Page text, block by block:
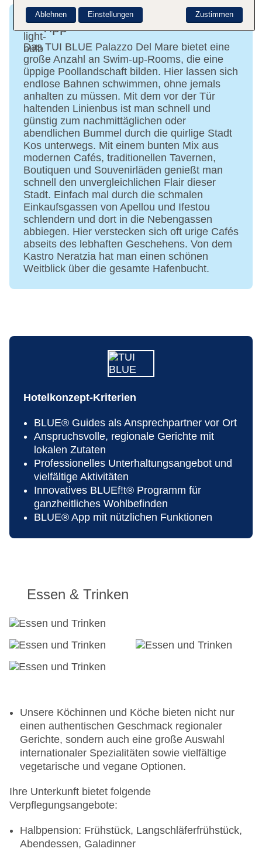
Gartenanlage, Sonnenterrasse
Pools: 4
Poollandschaft „Main Pool“: ohne Gebühr,
Outdoor, Süßwasser, Liegen: ohne Gebühr,
Sonnenschirme: ohne Gebühr
Pool „Indoor“: ohne Gebühr, Indoor, Süßwasser,
im Wellnessbereich, Liegen: ohne Gebühr
Pool „Side pool“: ohne Gebühr, Outdoor,
Süßwasser, Liegen: ohne Gebühr,
Sonnenschirme: ohne Gebühr
Pool „Junior Suites block pool“: ohne Gebühr,
Outdoor, Süßwasser, Liegen: ohne Gebühr,
Sonnenschirme: ohne Gebühr
Whirlpool: ohne Gebühr, Indoor, Süßwasser, im
Wellnessbereich
Badetücher: ohne Gebühr
Souvenirshop, Minimarkt, Friseur
Internet: WLAN/WiFi, im gesamten Hotel
(Anlage): ohne Gebühr
Internetterminal: gegen Gebühr
Wäscheservice: gegen Gebühr
Zahlungsarten: TUI Card / VISA, MasterCard,
& Reservierung nicht notwendig
Tagungseinrichtungen: Konferenzräume: 1
3
Tipp
Das TUI BLUE Palazzo Del Mare bietet eine
große Anzahl an Swim-up-Rooms, die eine
üppige Poollandschaft bilden. Hier lassen sich
endlose Bahnen schwimmen, ohne jemals
anhalten zu müssen. Mit dem vor der Tür
haltenden Linienbus ist man schnell und
günstig zum nachmittäglichen oder
abendlichen Bummel durch die quirlige Stadt
Kos unterwegs. Mit einem bunten Mix aus
modernen Cafés, traditionellen Tavernen,
Boutiquen und Souvenirläden genießt man
schnell den unvergleichlichen Flair dieser
Stadt. Einfach mal durch die schmalen
Einkaufsgassen von Apellou und Ifestou
schlendern und dort in die Nebengassen
abbiegen. Hier verstecken sich oft urige Cafés
abseits des lebhaften Geschehens. Von dem
Kastro Neratzia hat man einen schönen
Weitblick über die gesamte Hafenbucht.
Hotelkonzept-Kriterien
BLUE® Guides als Ansprechpartner vor Ort
Anspruchsvolle, regionale Gerichte mit
lokalen Zutaten
Professionelles Unterhaltungsangebot und
vielfältige Aktivitäten
Innovatives BLUEf!t® Programm für
ganzheitliches Wohlbefinden
BLUE® App mit nützlichen Funktionen
Essen & Trinken
Unsere Köchinnen und Köche bieten nicht nur
einen authentischen Geschmack regionaler
Gerichte, sondern auch eine große Auswahl
internationaler Spezialitäten sowie vielfältige
vegetarische und vegane Optionen.
Ihre Unterkunft bietet folgende
Verpflegungsangebote:
Halbpension: Frühstück, Langschläferfrühstück,
Abendessen, Galadinner
Zustimmen
Ablehnen Einstellungen